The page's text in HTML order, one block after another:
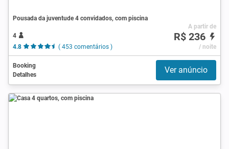
Pousada da juventude 4 convidados, com piscina
4
4.8
( 453 comentários )
A partir de
R$ 236
/ noite
Booking
Detalhes
Ver anúncio